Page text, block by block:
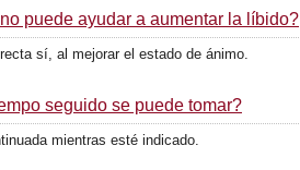
puede ayudar a aumentar la líbido?
sí, al mejorar el estado de ánimo.
seguido se puede tomar?
mientras esté indicado.